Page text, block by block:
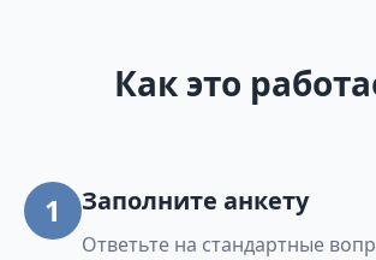
Как это
1 Заполните анкету
Ответьте на стандартные